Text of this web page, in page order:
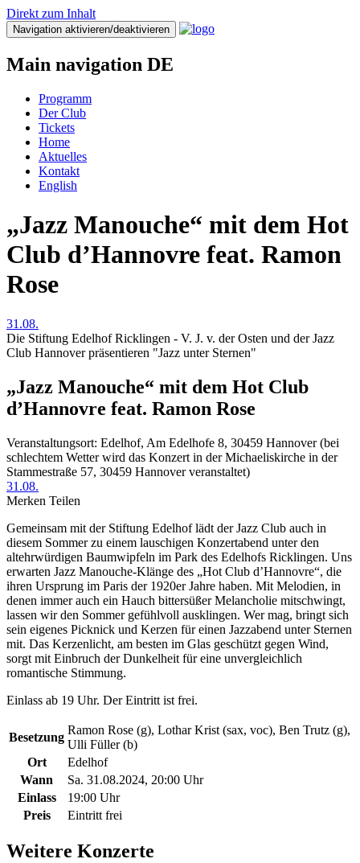
Direkt zum Inhalt
Navigation aktivieren/deaktivieren
Main navigation DE
Programm
Der Club
Tickets
Home
Aktuelles
Kontakt
English
„Jazz Manouche“ mit dem Hot
Club d’Hannovre feat. Ramon
Rose
31.08.
Die Stiftung Edelhof Ricklingen - V. J. v. der Osten und der Jazz
Club Hannover präsentieren "Jazz unter Sternen"
„Jazz Manouche“ mit dem Hot Club
d’Hannovre feat. Ramon Rose
Veranstaltungsort: Edelhof, Am Edelhofe 8, 30459 Hannover (bei
schlechtem Wetter wird das Konzert in der Michaeliskirche in der
Stammestraße 57, 30459 Hannover veranstaltet)
31.08.
Merken Teilen
Gemeinsam mit der Stiftung Edelhof lädt der Jazz Club auch in
diesem Sommer zu einem lauschigen Konzertabend unter den
altehrwürdigen Baumwipfeln im Park des Edelhofs Ricklingen. Uns
erwarten Jazz Manouche-Klänge des „Hot Club d’Hannovre“, die
ihren Ursprung im Paris der 1920er Jahre haben. Mit Melodien, in
denen immer auch ein Hauch bittersüßer Melancholie mitschwingt,
lassen wir den Sommer gefühlvoll ausklingen. Wer mag, bringt sich
sein eigenes Picknick und Kerzen für einen Jazzabend unter Sternen
mit. Das Kerzenlicht, am besten im Glas geschützt gegen Wind,
sorgt mit Einbruch der Dunkelheit für eine unvergleichlich
romantische Stimmung.
Einlass ab 19 Uhr. Der Eintritt ist frei.
Besetzung
Ramon Rose (g), Lothar Krist (sax, voc), Ben Trutz (g),
Ulli Füller (b)
Ort
Edelhof
Wann
Sa. 31.08.2024, 20:00 Uhr
Einlass
19:00 Uhr
Preis
Eintritt frei
Weitere Konzerte